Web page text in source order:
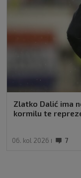
Zlatko Dalić ima
kormilu te
06. kol 2026 7